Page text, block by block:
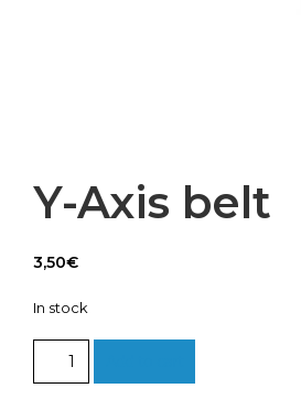
Y-Axis belt
3,50€
In stock